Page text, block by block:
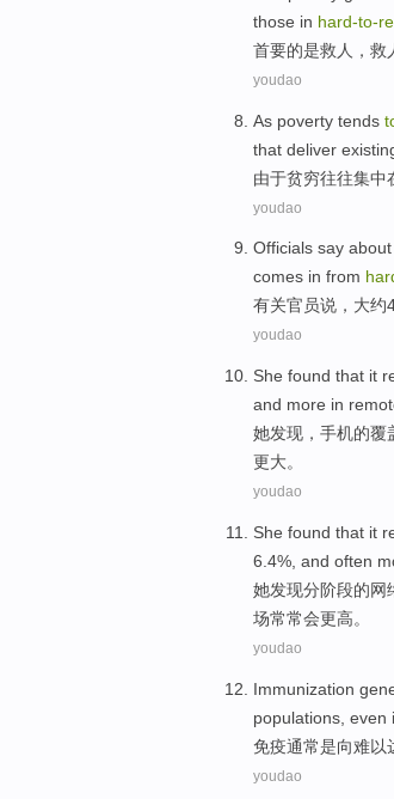
those in hard-to-
首要的是救人 ， 救
youdao
As poverty tends
that deliver
由于贫穷往往集中
youdao
Officials say about
comes in from
有关官员说 ， 大约
youdao
She found that it
and more in
她发现 ，手机的覆
更大。
youdao
She found that it
6.4%, and often
她发现分阶段的网
场常常会更高。
youdao
Immunization
populations even
免疫通常是向难以
youdao